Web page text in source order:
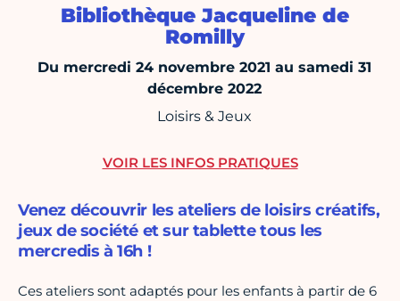
Bibliothèque Jacqueline de
Romilly
Du mercredi 24 novembre 2021 au samedi 31
décembre 2022
Loisirs & Jeux
Venez découvrir les ateliers de loisirs créatifs,
jeux de société et sur tablette tous les
mercredis à 16h !
Ces ateliers sont adaptés pour les enfants à partir de 6
VOIR LES INFOS PRATIQUES